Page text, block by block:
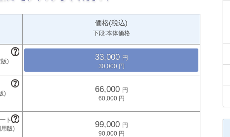
価格(税込)
下段:本体価格
33,000
30,000
66,000
60,000
99,000
90,000